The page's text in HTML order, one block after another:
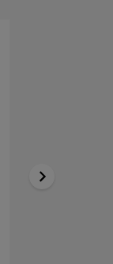
*Promoção válida de